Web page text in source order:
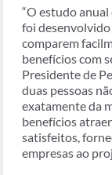
“O estudo
foi
comparem
benefícios com
Presidente de
duas pessoas
exatamente da
benefícios
satisfeitos,
empresas ao